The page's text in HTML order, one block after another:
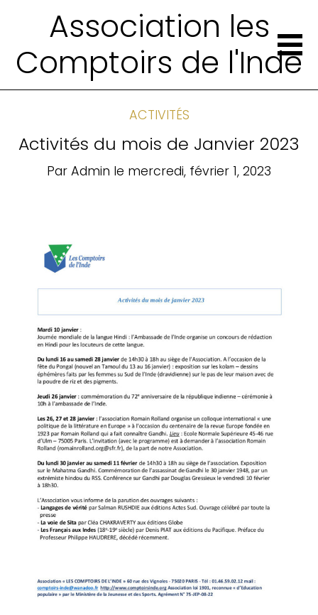
Association les
Comptoirs de l'Inde
ACTIVITÉS
Activités du mois de Janvier 2023
Par Admin le mercredi, février 1, 2023